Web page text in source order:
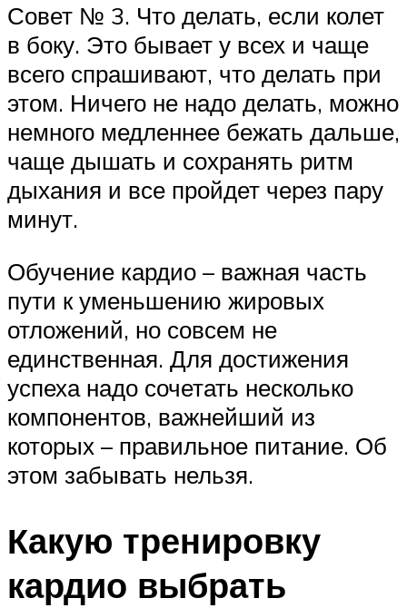
Совет № 3. Что делать, если колет
в боку. Это бывает у всех и чаще
всего спрашивают, что делать при
этом. Ничего не надо делать, можно
немного медленнее бежать дальше,
чаще дышать и сохранять ритм
дыхания и все пройдет через пару
минут.
Обучение кардио – важная часть
пути к уменьшению жировых
отложений, но совсем не
единственная. Для достижения
успеха надо сочетать несколько
компонентов, важнейший из
которых – правильное питание. Об
этом забывать нельзя.
Какую тренировку
кардио выбрать